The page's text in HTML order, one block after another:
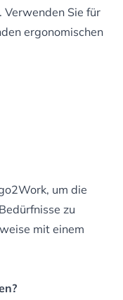
Verwenden Sie für
ergonomischen
um die
zu
mit einem